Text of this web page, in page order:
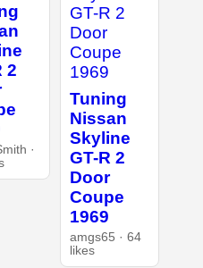
2
·
Tuning
Nissan
Skyline
GT-R 2
Door
Coupe
1969
amgs65 · 64
likes